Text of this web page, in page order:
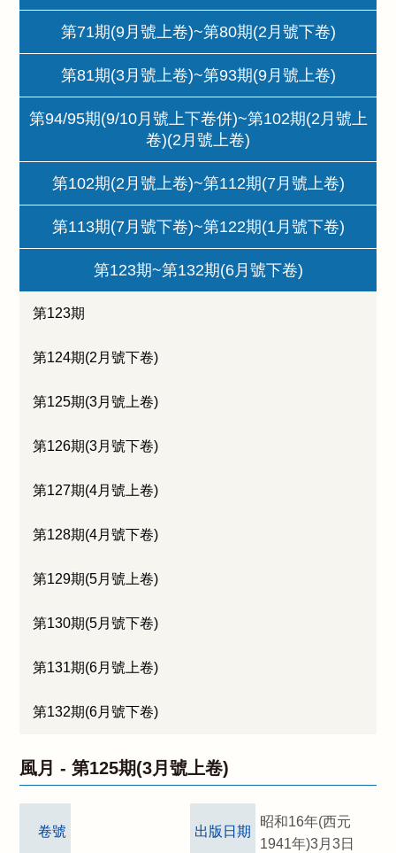
第71期(9月號上卷)~第80期(2月號下卷)
第81期(3月號上卷)~第93期(9月號上卷)
第94/95期(9/10月號上下卷併)~第102期(2月號上
卷)(2月號上卷)
第102期(2月號上卷)~第112期(7月號上卷)
第113期(7月號下卷)~第122期(1月號下卷)
第123期~第132期(6月號下卷)
第123期
第124期(2月號下卷)
第125期(3月號上卷)
第126期(3月號下卷)
第127期(4月號上卷)
第128期(4月號下卷)
第129期(5月號上卷)
第130期(5月號下卷)
第131期(6月號上卷)
第132期(6月號下卷)
風月 -第125期(3月號上卷)
卷號 出版日期
昭和16年(西元
1941年)3月3日